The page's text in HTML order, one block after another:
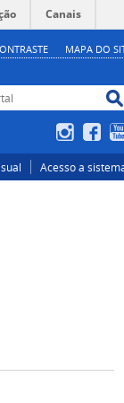
Canais
MAPA DO
Acesso a